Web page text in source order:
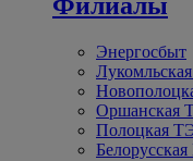
Филиалы
Энергосбыт
Оршанская
Полоцкая